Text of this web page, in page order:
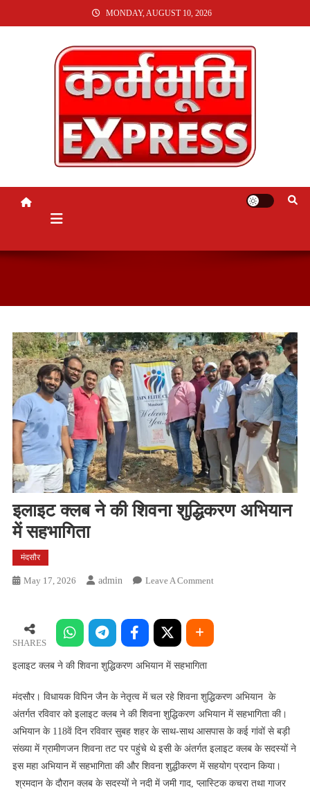
TO
MONDAY, AUGUST 10, 2026
KARMABHUMI EXPRESS
इलाइट क्लब ने की शिवना शुद्धिकरण अभियान
में सहभागिता
मंदसौर
May 17, 2026 Admin Leave A CommentOn
ने
की
अभियान
SHARES
इलाइट क्लब ने की शिवना शुद्धिकरण अभियान में सहभागिता
मंदसौर। विधायक विपिन जैन के नेतृत्व में चल रहे शिवना शुद्धिकरण अभियान के
अंतर्गत रविवार को इलाइट क्लब ने की शिवना शुद्धिकरण अभियान में सहभागिता की।
अभियान के 118वें दिन रविवार सुबह शहर के साथ-साथ आसपास के कई गांवों से बड़ी
संख्या में ग्रामीणजन शिवना तट पर पहुंचे थे इसी के अंतर्गत इलाइट क्लब के सदस्यों ने
इस महा अभियान में सहभागिता की और शिवना शुद्धीकरण में सहयोग प्रदान किया।
श्रमदान के दौरान क्लब के सदस्यों ने नदी में जमी गाद, प्लास्टिक कचरा तथा गाजर